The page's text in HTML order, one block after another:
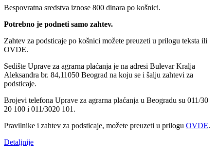
Bespovratna sredstva iznose 800 dinara po košnici.
Potrebno je podneti samo zahtev.
Zahtev za podsticaje po košnici možete preuzeti u prilogu teksta ili
OVDE.
Sedište Uprave za agrarna plaćanja je na adresi Bulevar Kralja
Aleksandra br. 84,11050 Beograd na koju se i šalju zahtevi za
podsticaje.
Brojevi telefona Uprave za agrarna plaćanja u Beogradu su 011/30
20 100 i 011/3020 101.
Pravilnike i zahtev za podsticaje, možete preuzeti u prilogu OVDE.
Detaljnije